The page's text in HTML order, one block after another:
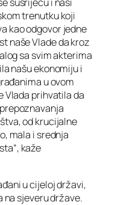
susrijeću i naši
trenutku koji
kao odgovor jedne
naše Vlade da kroz
sa svim akterima
našu ekonomiju i
u ovom
Vlada prihvatila da
od krucijalne
mala i srednja
kaže
u cijeloj državi,
na sjeveru države.